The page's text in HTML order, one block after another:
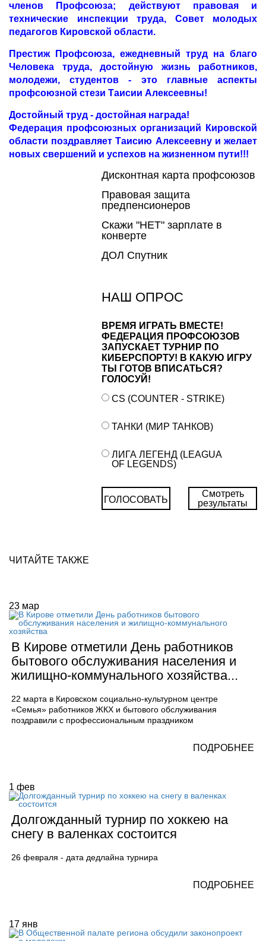
членов Профсоюза; действуют правовая и
технические инспекции труда, Совет молодых
педагогов Кировской области.
Престиж Профсоюза, ежедневный труд на благо
Человека труда, достойную жизнь работников,
молодежи, студентов - это главные аспекты
профсоюзной стези Таисии Алексеевны!
Достойный труд - достойная награда!
Федерация профсоюзных организаций Кировской
области поздравляет Таисию Алексеевну и желает
новых свершений и успехов на жизненном пути!!!
Дисконтная карта профсоюзов
Правовая защита
предпенсионеров
Скажи "НЕТ" зарплате в
конверте
ДОЛ Спутник
НАШ ОПРОС
ВРЕМЯ ИГРАТЬ ВМЕСТЕ!
ФЕДЕРАЦИЯ ПРОФСОЮЗОВ
ЗАПУСКАЕТ ТУРНИР ПО
КИБЕРСПОРТУ! В КАКУЮ ИГРУ
ТЫ ГОТОВ ВПИСАТЬСЯ?
ГОЛОСУЙ!
CS (COUNTER - STRIKE)
ТАНКИ (МИР ТАНКОВ)
ЛИГА ЛЕГЕНД (LEAGUA
OF LEGENDS)
ГОЛОСОВАТЬ
Смотреть
результаты
ЧИТАЙТЕ ТАКЖЕ
23 мар
В Кирове отметили День работников
бытового обслуживания населения и
жилищно-коммунального хозяйства...
22 марта в Кировском социально-культурном центре
«Семья» работников ЖКХ и бытового обслуживания
поздравили с профессиональным праздником
ПОДРОБНЕЕ
1 фев
Долгожданный турнир по хоккею на
снегу в валенках состоится
26 февраля - дата дедлайна турнира
ПОДРОБНЕЕ
17 янв